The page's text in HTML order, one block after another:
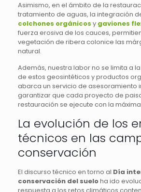
Asimismo, en el ámbito de la
tratamiento de aguas, la integración
colchones orgánicos y gaviones
fuerza erosiva de los cauces,
vegetación de ribera colonice las
natural.
Además, nuestra labor no se limita a
de estos geosintéticos y productos
abarca un servicio de asesoramiento
garantizar que cada proyecto de
restauración se ejecute con la
La evolución de los
técnicos en las
conservación
El discurso técnico en torno al Día
conservación del sueloha ido